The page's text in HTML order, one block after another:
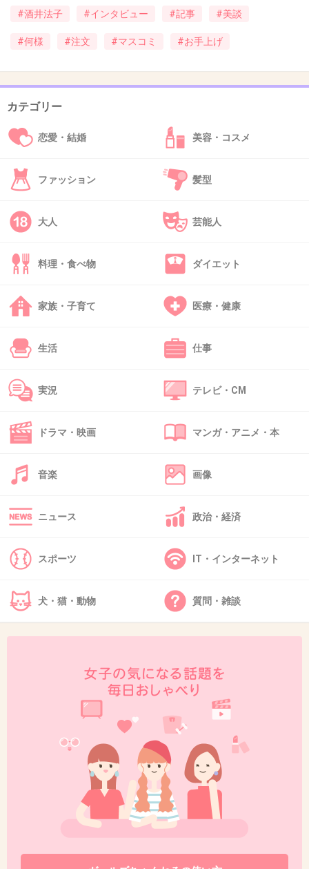
厚顔無恥とは、まさにこの人を言うんだな…
+78
38. 匿名
図々しいわ～
39. 匿名 2013/05/10(金) 20:04:32
この人が育てるより父方のおじいちゃん、おば
両親が会うときは、条件付きでとかきめて。
介護の仕事をやって、10年後位に本でも出せば
+32
お前調子乗りすぎ
長年純粋アイドルやってたなんて。
芸能界怖すぎる！！
+64
2013/05/10(金) 20:13:58
芸能界復帰なんて楽勝すぎて、マンモスうれピ
#酒井法子 #インタビュー #記事 #美談
#何様 #注文 #マスコミ #お手上げ
カテゴリー
恋愛・結婚 美容・コスメ
ファッション 髪型
大人 芸能人
料理・食べ物 ダイエット
家族・子育て 医療・健康
生活 仕事
実況 テレビ・CM
ドラマ・映画 マンガ・アニメ・本
音楽 画像
ニュース 政治・経済
スポーツ IT・インターネット
犬・猫・動物 質問・雑談